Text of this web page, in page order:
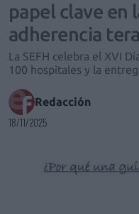
papel clave en
adherencia
La SEFH celebra el XVI
100 hospitales y la
Redacción
18/11/2025